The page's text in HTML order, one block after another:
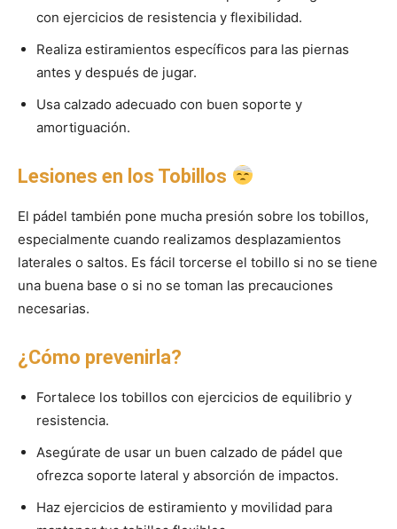
con ejercicios de resistencia y flexibilidad.
Realiza estiramientos específicos para las piernas
antes y después de jugar.
Usa calzado adecuado con buen soporte y
amortiguación.
Lesiones en los Tobillos
El pádel también pone mucha presión sobre los tobillos,
especialmente cuando realizamos desplazamientos
laterales o saltos. Es fácil torcerse el tobillo si no se tiene
una buena base o si no se toman las precauciones
necesarias.
¿Cómo prevenirla?
Fortalece los tobillos con ejercicios de equilibrio y
resistencia.
Asegúrate de usar un buen calzado de pádel que
ofrezca soporte lateral y absorción de impactos.
Haz ejercicios de estiramiento y movilidad para